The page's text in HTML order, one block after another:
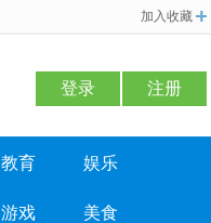
加入收藏
登录 注册
教育 娱乐
游戏 美食